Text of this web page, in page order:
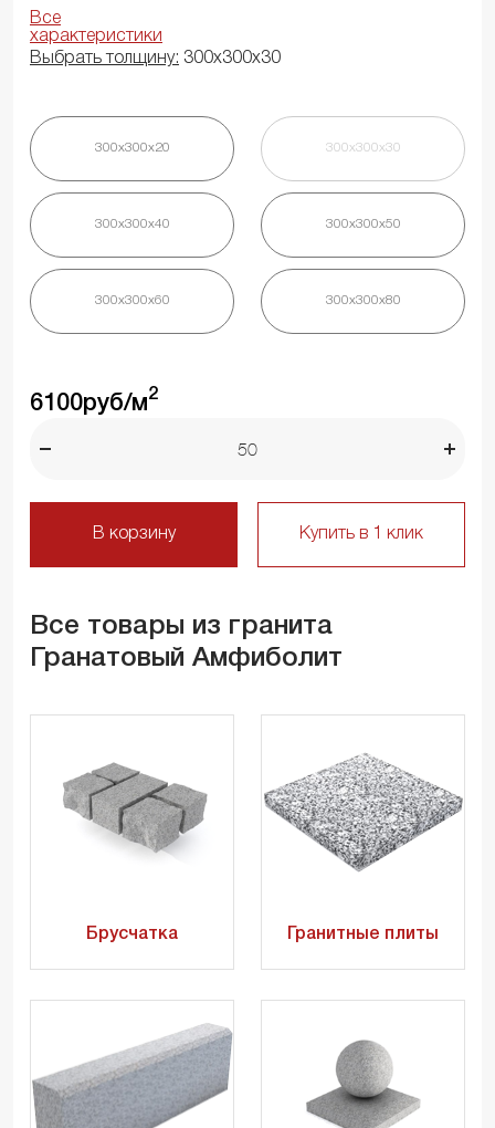
Все
характеристики
Выбрать толщину: 300х300х30
300х300х20 300х300х30
300х300х40 300х300х50
300х300х60 300х300х80
6100руб/м2
В корзину Купить в 1 клик
Все товары из гранита
Гранатовый Амфиболит
Брусчатка Гранитные плиты